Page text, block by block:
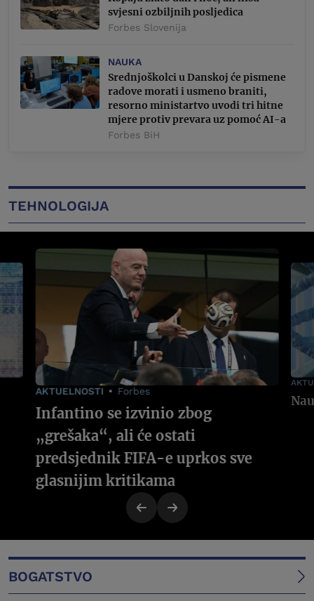
svjesni ozbiljnih posljedica
Forbes Slovenija
NAUKA
Srednjoškolci u Danskoj će pismene
radove morati i usmeno braniti,
resorno ministartvo uvodi tri hitne
mjere protiv prevara uz pomoć AI-a
Forbes BiH
TEHNOLOGIJA
AKTUELNOSTI Forbes
Infantino se izvinio zbog
„grešaka“, ali će ostati
predsjednik FIFA-e uprkos sve
glasnijim kritikama
BOGATSTVO